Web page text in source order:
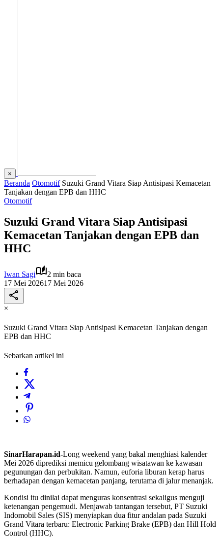
×
Beranda Otomotif Suzuki Grand Vitara Siap Antisipasi Kemacetan
Tanjakan dengan EPB dan HHC
Otomotif
Suzuki Grand Vitara Siap Antisipasi
Kemacetan Tanjakan dengan EPB dan
HHC
Iwan Sagi
2 min baca
17 Mei 202617 Mei 2026
×
Suzuki Grand Vitara Siap Antisipasi Kemacetan Tanjakan dengan
EPB dan HHC
Sebarkan artikel ini
SinarHarapan.id-Long weekend yang bakal menghiasi kalender
Mei 2026 diprediksi memicu gelombang wisatawan ke kawasan
pegunungan dan perbukitan. Namun, euforia liburan kerap harus
berhadapan dengan kemacetan panjang, terutama di jalur menanjak.
Kondisi itu dinilai dapat menguras konsentrasi sekaligus menguji
ketenangan pengemudi. Menjawab tantangan tersebut, PT Suzuki
Indomobil Sales (SIS) menyiapkan dua fitur andalan pada Suzuki
Grand Vitara terbaru: Electronic Parking Brake (EPB) dan Hill Hold
Control (HHC).